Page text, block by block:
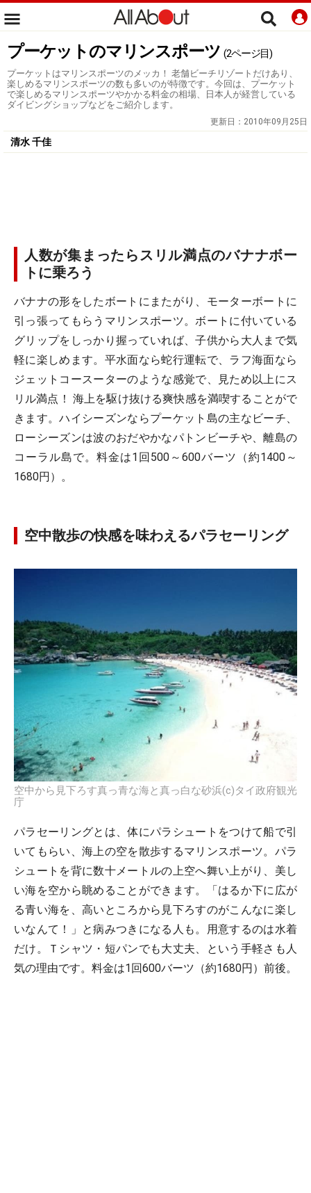
プーケットのマリンスポーツ (2ページ目)
プーケットはマリンスポーツのメッカ！ 老舗ビーチリゾートだけあり、
楽しめるマリンスポーツの数も多いのが特徴です。今回は、プーケット
で楽しめるマリンスポーツやかかる料金の相場、日本人が経営している
ダイビングショップなどをご紹介します。
更新日： 2010年09月25日
清水 千佳
人数が集まったらスリル満点のバナナボー
トに乗ろう
バナナの形をしたボートにまたがり、モーターボートに
引っ張ってもらうマリンスポーツ。ボートに付いている
グリップをしっかり握っていれば、子供から大人まで気
軽に楽しめます。平水面なら蛇行運転で、ラフ海面なら
ジェットコースーターのような感覚で、見ため以上にス
リル満点！ 海上を駆け抜ける爽快感を満喫することがで
きます。ハイシーズンならプーケット島の主なビーチ、
ローシーズンは波のおだやかなパトンビーチや、離島の
コーラル島で。料金は1回500～600バーツ（約1400～
1680円）。
空中散歩の快感を味わえるパラセーリング
空中から見下ろす真っ青な海と真っ白な砂浜(c)タイ政府観光
庁
パラセーリングとは、体にパラシュートをつけて船で引
いてもらい、海上の空を散歩するマリンスポーツ。パラ
シュートを背に数十メートルの上空へ舞い上がり、美し
い海を空から眺めることができます。「はるか下に広が
る青い海を、高いところから見下ろすのがこんなに楽し
いなんて！」と病みつきになる人も。用意するのは水着
だけ。Ｔシャツ・短パンでも大丈夫、という手軽さも人
気の理由です。料金は1回600バーツ（約1680円）前後。